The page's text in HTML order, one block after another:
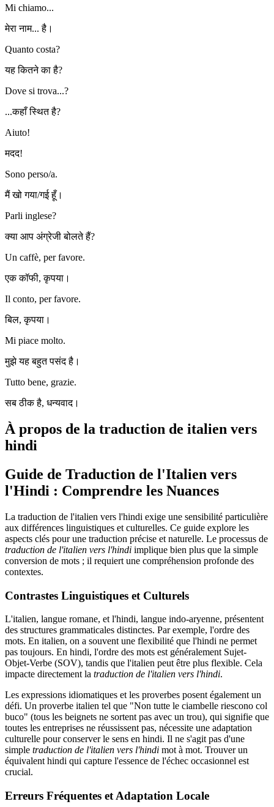
Mi chiamo...
मेरा नाम... है।
Quanto costa?
यह कितने का है?
Dove si trova...?
...कहाँ स्थित है?
Aiuto!
मदद!
Sono perso/a.
मैं खो गया/गई हूँ।
Parli inglese?
क्या आप अंग्रेजी बोलते हैं?
Un caffè, per favore.
एक कॉफी, कृपया।
Il conto, per favore.
बिल, कृपया।
Mi piace molto.
मुझे यह बहुत पसंद है।
Tutto bene, grazie.
सब ठीक है, धन्यवाद।
À propos de la traduction de italien vers
hindi
Guide de Traduction de l'Italien vers
l'Hindi : Comprendre les Nuances
La traduction de l'italien vers l'hindi exige une sensibilité particulière
aux différences linguistiques et culturelles. Ce guide explore les
aspects clés pour une traduction précise et naturelle. Le processus de
traduction de l'italien vers l'hindi implique bien plus que la simple
conversion de mots ; il requiert une compréhension profonde des
contextes.
Contrastes Linguistiques et Culturels
L'italien, langue romane, et l'hindi, langue indo-aryenne, présentent
des structures grammaticales distinctes. Par exemple, l'ordre des
mots. En italien, on a souvent une flexibilité que l'hindi ne permet
pas toujours. En hindi, l'ordre des mots est généralement Sujet-
Objet-Verbe (SOV), tandis que l'italien peut être plus flexible. Cela
impacte directement la traduction de l'italien vers l'hindi.
Les expressions idiomatiques et les proverbes posent également un
défi. Un proverbe italien tel que "Non tutte le ciambelle riescono col
buco" (tous les beignets ne sortent pas avec un trou), qui signifie que
toutes les entreprises ne réussissent pas, nécessite une adaptation
culturelle pour conserver le sens en hindi. Il ne s'agit pas d'une
simple traduction de l'italien vers l'hindi mot à mot. Trouver un
équivalent hindi qui capture l'essence de l'échec occasionnel est
crucial.
Erreurs Fréquentes et Adaptation Locale